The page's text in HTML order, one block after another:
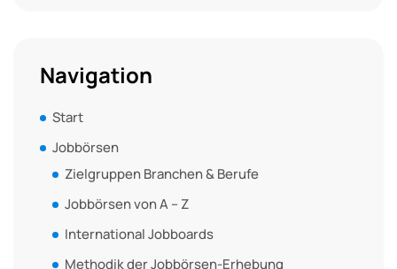
Navigation
Start
Jobbörsen
Zielgruppen Branchen & Berufe
Jobbörsen von A – Z
International Jobboards
Methodik der Jobbörsen-Erhebung